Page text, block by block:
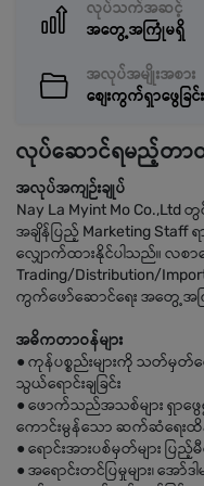
လုပ်သက်အဆင့်
အတွေ့အကြုံမရှိ
အလုပ်အမျိုးအစား
စျေးကွက်ရှာဖွေခြ
လုပ်ဆောင်ရမည့်တာဝန်
အလုပ်အကျဉ်းချုပ်
Nay La Myint Mo Co.,Ltd
အချိန်ပြည့် Marketing
လျှောက်ထားနိုင်ပါသည်။ လစာက
Trading/Distribution/
ကွက်ဖော်ဆောင်ရေး အတွေ့အ
အဓိကတာဝန်များ
● ကုန်ပစ္စည်းများကို သတ်မှတ်
သွယ်ရောင်းချခြင်း
● ဖောက်သည်အသစ်များ ရှာ
ကောင်းမွန်သော ဆက်ဆံရေးထိန်
● ရောင်းအားပစ်မှတ်များ ပြ
● အရောင်းတင်ပြမှုများ၊ အော်